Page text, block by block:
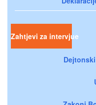
Zahtjevi za intervjue